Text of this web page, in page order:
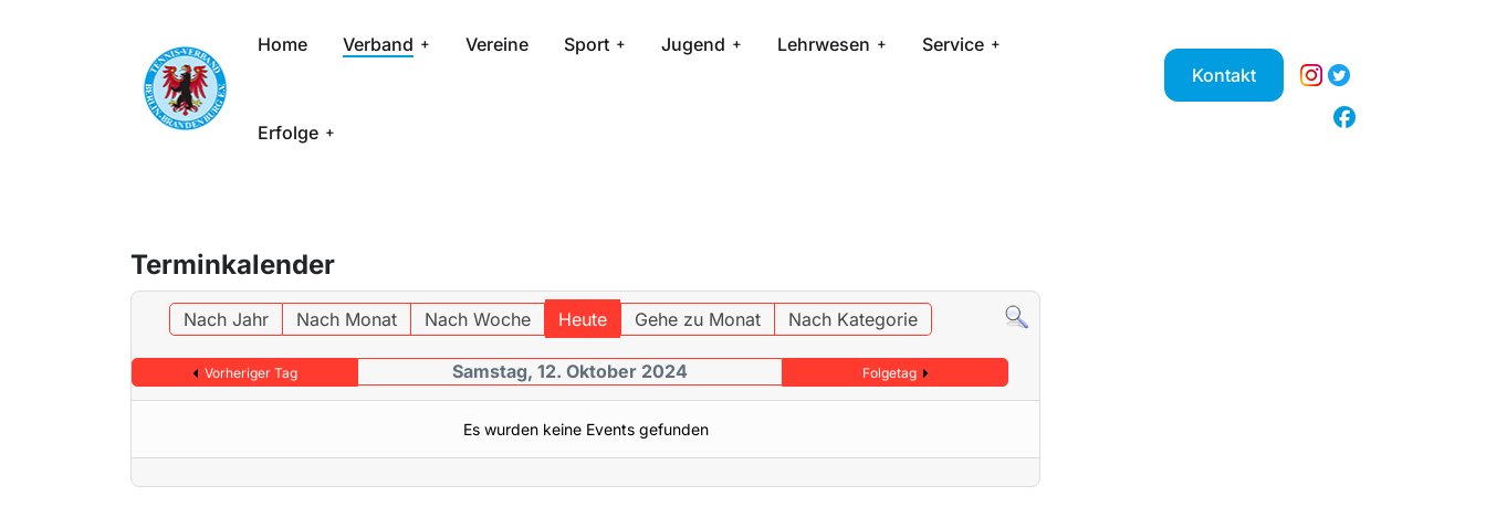
Home Verband Vereine Sport Jugend Lehrwesen Service
Erfolge
Kontakt
Terminkalender
Nach Jahr Nach Monat Nach Woche Heute Gehe zu Monat Nach Kategorie
Vorheriger Tag Samstag, 12. Oktober 2024 Folgetag
Es wurden keine Events gefunden